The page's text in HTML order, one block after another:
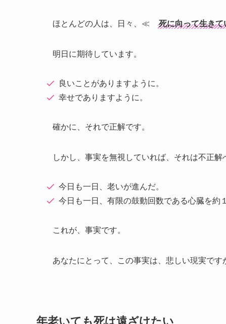
ほとんどの人は、日々、≪ 死に向って生きて
明日に期待しています。
良いことがありますように。
幸せでありますように。
確かに、それで正解です。
しかし、事実を無視していれば、それは不正解
今日も一日、老いが進んだ。
今日も一日、有限の鼓動回数である心臓を約
これが、事実です。
あなたにとって、この事実は、悲しい現実です
年老いても死は遠ざけたい